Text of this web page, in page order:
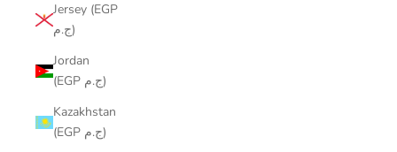
Jersey (EGP
ج.م)
Jordan
(EGP ج.م)
Kazakhstan
(EGP ج.م)